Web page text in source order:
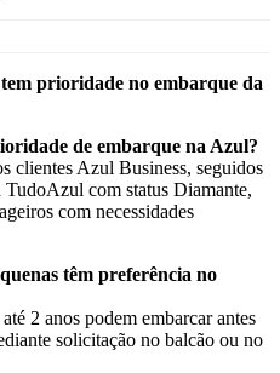
prioridade no embarque da
de embarque na Azul?
clientes Azul Business, seguidos
com status Diamante,
com necessidades
têm preferência no
2 anos podem embarcar antes
solicitação no balcão ou no